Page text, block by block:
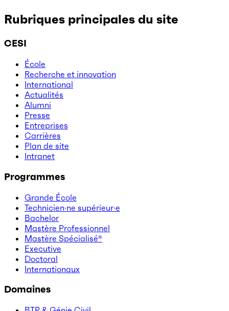
Rubriques principales du site
CESI
École
Recherche et innovation
International
Actualités
Alumni
Presse
Entreprises
Carrières
Plan de site
Intranet
Programmes
Grande École
Technicien·ne supérieur·e
Bachelor
Mastère Professionnel
Mastère Spécialisé®
Executive
Doctoral
Internationaux
Domaines